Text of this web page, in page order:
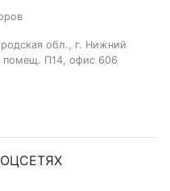
обл., г. Нижний
помещ. П14, офис 606